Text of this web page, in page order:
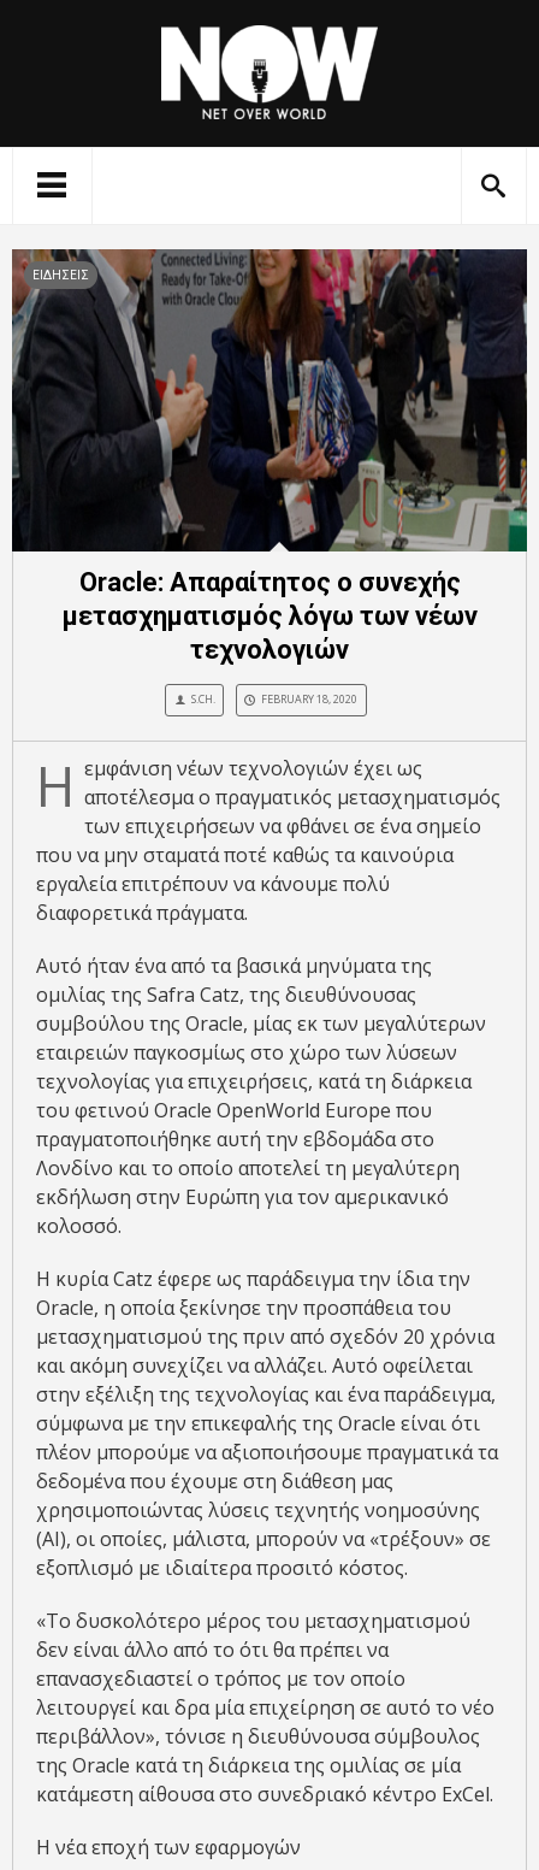
ΕΙΔΗΣΕΙΣ
Oracle: Aπαραίτητος ο συνεχής
μετασχηματισμός λόγω των νέων
τεχνολογιών
S.CH. FEBRUARY 18, 2020
Η εμφάνιση νέων τεχνολογιών έχει ως
αποτέλεσμα ο πραγματικός μετασχηματισμός
των επιχειρήσεων να φθάνει σε ένα σημείο
που να μην σταματά ποτέ καθώς τα καινούρια
εργαλεία επιτρέπουν να κάνουμε πολύ
διαφορετικά πράγματα.
Αυτό ήταν ένα από τα βασικά μηνύματα της
ομιλίας της Safra Catz, της διευθύνουσας
συμβούλου της Oracle, μίας εκ των μεγαλύτερων
εταιρειών παγκοσμίως στο χώρο των λύσεων
τεχνολογίας για επιχειρήσεις, κατά τη διάρκεια
του φετινού Oracle OpenWorld Europe που
πραγματοποιήθηκε αυτή την εβδομάδα στο
Λονδίνο και το οποίο αποτελεί τη μεγαλύτερη
εκδήλωση στην Ευρώπη για τον αμερικανικό
κολοσσό.
Η κυρία Catz έφερε ως παράδειγμα την ίδια την
Oracle, η οποία ξεκίνησε την προσπάθεια του
μετασχηματισμού της πριν από σχεδόν 20 χρόνια
και ακόμη συνεχίζει να αλλάζει. Αυτό οφείλεται
στην εξέλιξη της τεχνολογίας και ένα παράδειγμα,
σύμφωνα με την επικεφαλής της Oracle είναι ότι
πλέον μπορούμε να αξιοποιήσουμε πραγματικά τα
δεδομένα που έχουμε στη διάθεση μας
χρησιμοποιώντας λύσεις τεχνητής νοημοσύνης
(AI), οι οποίες, μάλιστα, μπορούν να «τρέξουν» σε
εξοπλισμό με ιδιαίτερα προσιτό κόστος.
«Το δυσκολότερο μέρος του μετασχηματισμού
δεν είναι άλλο από το ότι θα πρέπει να
επανασχεδιαστεί ο τρόπος με τον οποίο
λειτουργεί και δρα μία επιχείρηση σε αυτό το νέο
περιβάλλον», τόνισε η διευθύνουσα σύμβουλος
της Oracle κατά τη διάρκεια της ομιλίας σε μία
κατάμεστη αίθουσα στο συνεδριακό κέντρο ExCel.
Η νέα εποχή των εφαρμογών